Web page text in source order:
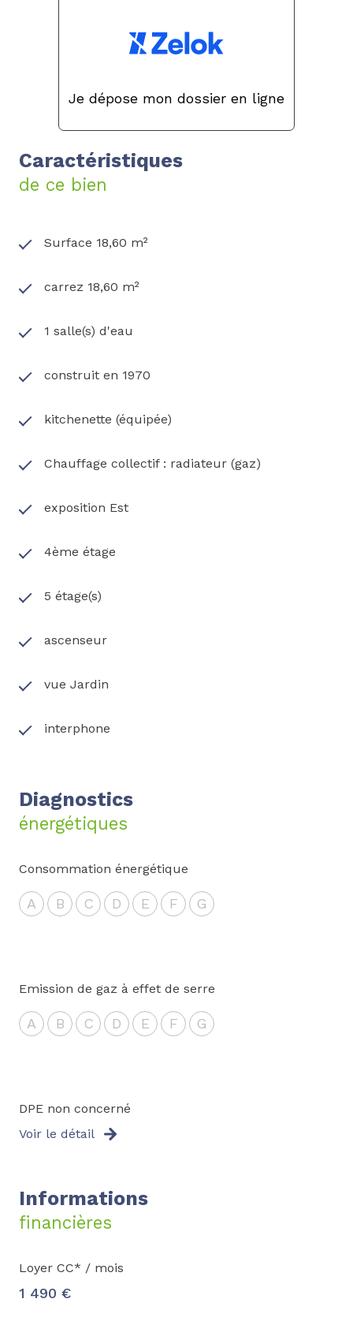
Je dépose mon dossier en ligne
Caractéristiques
de ce bien
Surface 18,60 m²
carrez 18,60 m²
1 salle(s) d'eau
construit en 1970
kitchenette (équipée)
Chauffage collectif : radiateur (gaz)
exposition Est
4ème étage
5 étage(s)
ascenseur
vue Jardin
interphone
Diagnostics
énergétiques
Consommation énergétique
A B C D E F G
Emission de gaz à effet de serre
A B C D E F G
DPE non concerné
Voir le détail
Informations
financières
Loyer CC* / mois
1 490 €